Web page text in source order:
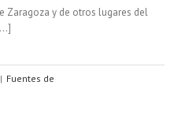
Zaragoza y de otros lugares del
| Fuentes de